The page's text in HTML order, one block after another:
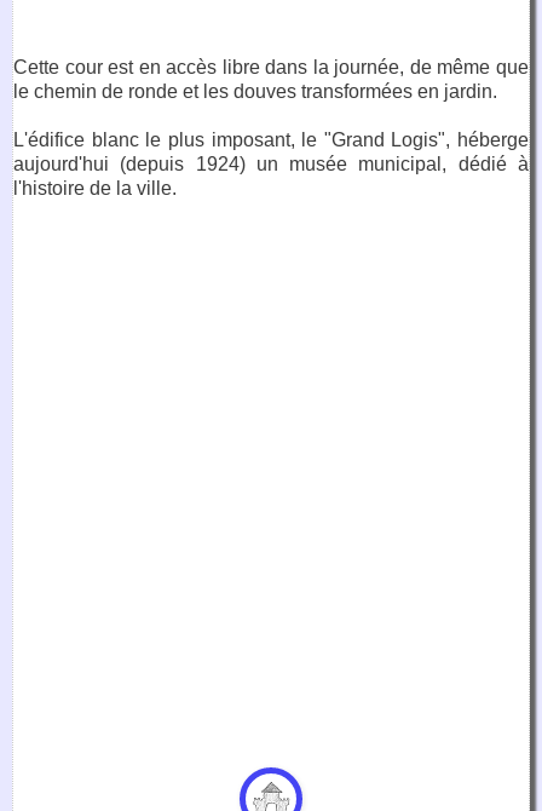
Cette cour est en accès libre dans la journée, de même que
le chemin de ronde et les douves transformées en jardin.
L'édifice blanc le plus imposant, le "Grand Logis", héberge
aujourd'hui (depuis 1924) un musée municipal, dédié à
l'histoire de la ville.